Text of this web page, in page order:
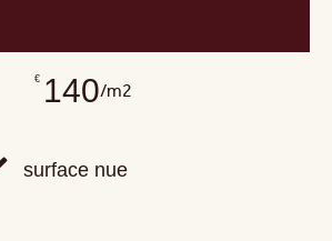
€ 140/m2
surface nue